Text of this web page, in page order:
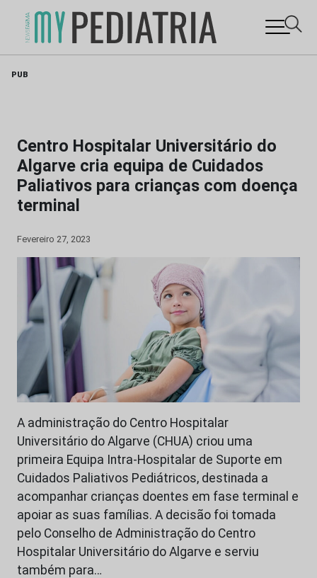
PUB
Centro Hospitalar Universitário do
Algarve cria equipa de Cuidados
Paliativos para crianças com doença
terminal
Fevereiro 27, 2023
A administração do Centro Hospitalar
Universitário do Algarve (CHUA) criou uma
primeira Equipa Intra-Hospitalar de Suporte em
Cuidados Paliativos Pediátricos, destinada a
acompanhar crianças doentes em fase terminal e
apoiar as suas famílias. A decisão foi tomada
pelo Conselho de Administração do Centro
Hospitalar Universitário do Algarve e serviu
também para…